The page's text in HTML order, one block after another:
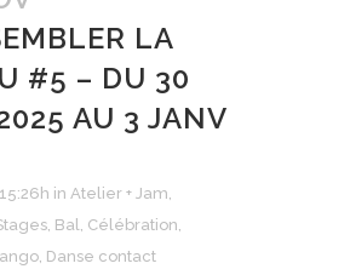
LA
#5 – DU 30
AU 3 JANV
in Atelier + Jam
Bal Célébration
Danse contact